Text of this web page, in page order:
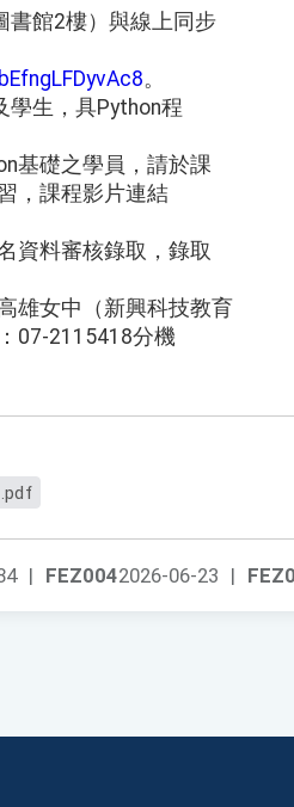
書館2樓）與線上同步
。
學生，具Python程
基礎之學員，請於課
，課程影片連結
資料審核錄取，錄取
雄女中（新興科技教育
07-2115418分機
FEZ0042026-06-23 |
|